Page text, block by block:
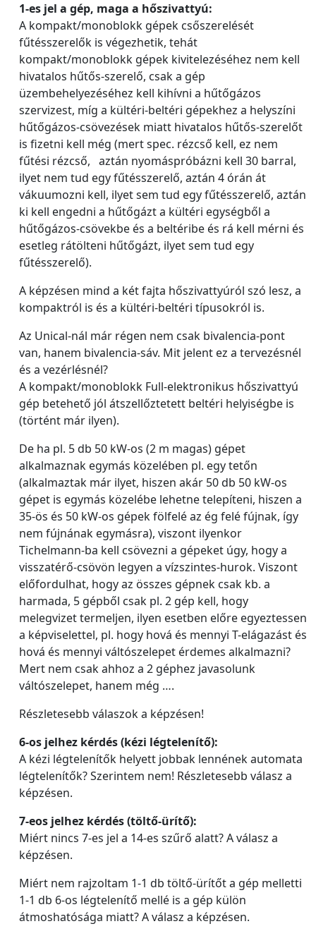
1-es jel a gép, maga a hőszivattyú:
A kompakt/monoblokk gépek csőszerelését
fűtésszerelők is végezhetik, tehát
kompakt/monoblokk gépek kivitelezéséhez nem kell
hivatalos hűtős-szerelő, csak a gép
üzembehelyezéséhez kell kihívni a hűtőgázos
szervizest, míg a kültéri-beltéri gépekhez a helyszíni
hűtőgázos-csövezések miatt hivatalos hűtős-szerelőt
is fizetni kell még (mert spec. rézcső kell, ez nem
fűtési rézcső, aztán nyomáspróbázni kell 30 barral,
ilyet nem tud egy fűtésszerelő, aztán 4 órán át
vákuumozni kell, ilyet sem tud egy fűtésszerelő, aztán
ki kell engedni a hűtőgázt a kültéri egységből a
hűtőgázos-csövekbe és a beltéribe és rá kell mérni és
esetleg rátölteni hűtőgázt, ilyet sem tud egy
fűtésszerelő).
A képzésen mind a két fajta hőszivattyúról szó lesz, a
kompaktról is és a kültéri-beltéri típusokról is.
Az Unical-nál már régen nem csak bivalencia-pont
van, hanem bivalencia-sáv. Mit jelent ez a tervezésnél
és a vezérlésnél?
A kompakt/monoblokk Full-elektronikus hőszivattyú
gép betehető jól átszellőztetett beltéri helyiségbe is
(történt már ilyen).
De ha pl. 5 db 50 kW-os (2 m magas) gépet
alkalmaznak egymás közelében pl. egy tetőn
(alkalmaztak már ilyet, hiszen akár 50 db 50 kW-os
gépet is egymás közelébe lehetne telepíteni, hiszen a
35-ös és 50 kW-os gépek fölfelé az ég felé fújnak, így
nem fújnának egymásra), viszont ilyenkor
Tichelmann-ba kell csövezni a gépeket úgy, hogy a
visszatérő-csövön legyen a vízszintes-hurok. Viszont
előfordulhat, hogy az összes gépnek csak kb. a
harmada, 5 gépből csak pl. 2 gép kell, hogy
melegvizet termeljen, ilyen esetben előre egyeztessen
a képviselettel, pl. hogy hová és mennyi T-elágazást és
hová és mennyi váltószelepet érdemes alkalmazni?
Mert nem csak ahhoz a 2 géphez javasolunk
váltószelepet, hanem még ….
Részletesebb válaszok a képzésen!
6-os jelhez kérdés (kézi légtelenítő):
A kézi légtelenítők helyett jobbak lennének automata
légtelenítők? Szerintem nem! Részletesebb válasz a
képzésen.
7-eos jelhez kérdés (töltő-ürítő):
Miért nincs 7-es jel a 14-es szűrő alatt? A válasz a
képzésen.
Miért nem rajzoltam 1-1 db töltő-ürítőt a gép melletti
1-1 db 6-os légtelenítő mellé is a gép külön
átmoshatósága miatt? A válasz a képzésen.